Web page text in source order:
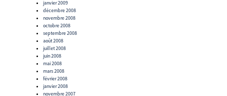
janvier 2009
décembre 2008
novembre 2008
octobre 2008
septembre 2008
août 2008
juillet 2008
juin 2008
mai 2008
mars 2008
février 2008
janvier 2008
novembre 2007